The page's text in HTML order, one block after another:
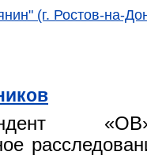
(г. Ростов-на-